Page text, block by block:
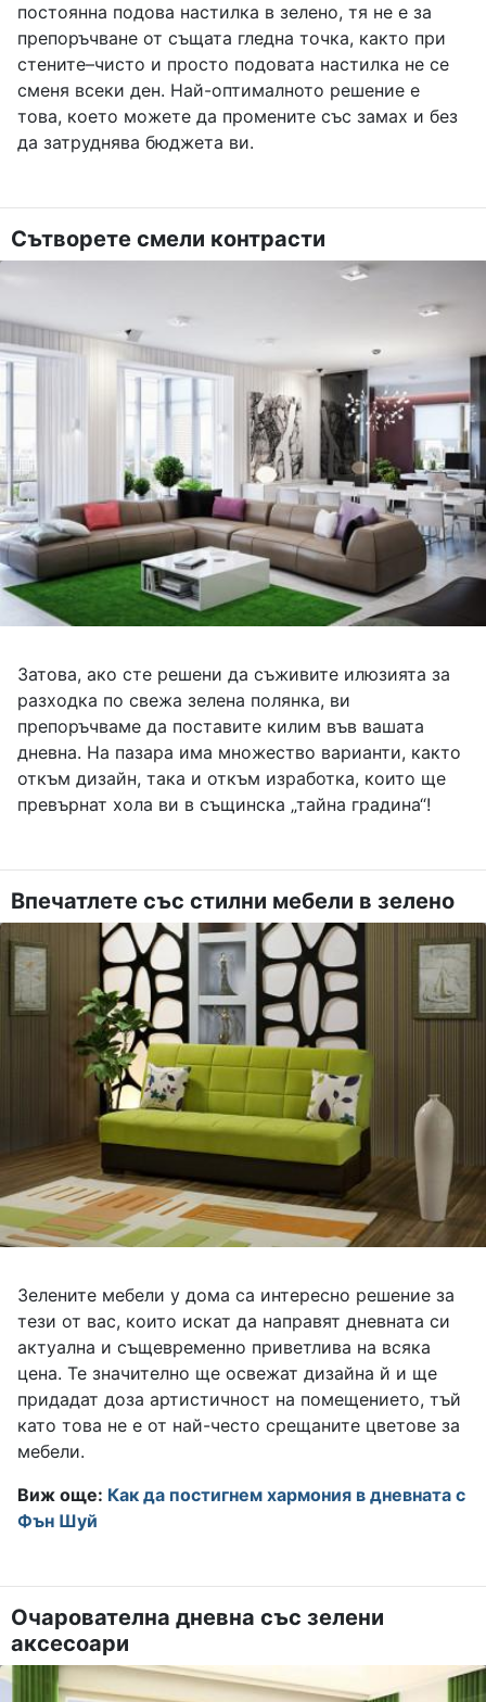
постоянна подова настилка в зелено, тя не е за
препоръчване от същата гледна точка, както при
стените–чисто и просто подовата настилка не се
сменя всеки ден. Най-оптималното решение е
това, което можете да промените със замах и без
да затруднява бюджета ви.
Сътворете смели контрасти
Затова, ако сте решени да съживите илюзията за
разходка по свежа зелена полянка, ви
препоръчваме да поставите килим във вашата
дневна. На пазара има множество варианти, както
откъм дизайн, така и откъм изработка, които ще
превърнат хола ви в същинска „тайна градина“!
Впечатлете със стилни мебели в зелено
Зелените мебели у дома са интересно решение за
тези от вас, които искат да направят дневната си
актуална и същевременно приветлива на всяка
цена. Те значително ще освежат дизайна й и ще
придадат доза артистичност на помещението, тъй
като това не е от най-често срещаните цветове за
мебели.
Виж още: Как да постигнем хармония в дневната с
Фън Шуй
Очарователна дневна със зелени
аксесоари